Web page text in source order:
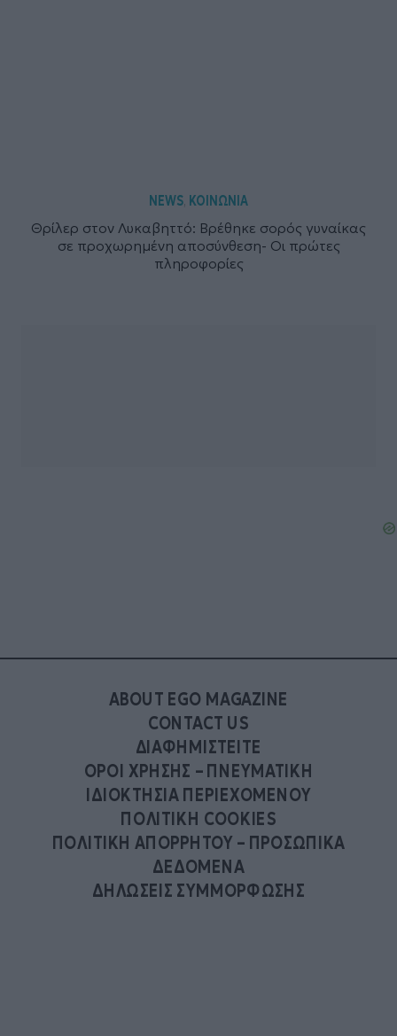
NEWS, ΚΟΙΝΩΝΙΑ
Θρίλερ στον Λυκαβηττό: Βρέθηκε σορός γυναίκας
σε προχωρημένη αποσύνθεση- Οι πρώτες
πληροφορίες
ABOUT EGO MAGAZINE
CONTACT US
ΔΙΑΦΗΜΙΣΤΕΙΤΕ
ΟΡΟΙ ΧΡΗΣΗΣ – ΠΝΕΥΜΑΤΙΚΗ
ΙΔΙΟΚΤΗΣΙΑ ΠΕΡΙΕΧΟΜΕΝΟΥ
ΠΟΛΙΤΙΚΗ COOKIES
ΠΟΛΙΤΙΚΗ ΑΠΟΡΡΗΤΟΥ – ΠΡΟΣΩΠΙΚΑ
ΔΕΔΟΜΕΝΑ
ΔΗΛΩΣΕΙΣ ΣΥΜΜΟΡΦΩΣΗΣ